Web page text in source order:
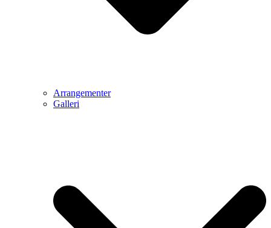
Arrangementer
Galleri